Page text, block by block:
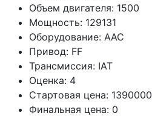
Объем двигателя: 1500
Мощность: 129131
Оборудование: AAC
Привод: FF
Трансмиссия: IAT
Оценка: 4
Стартовая цена: 1390000
Финальная цена: 0